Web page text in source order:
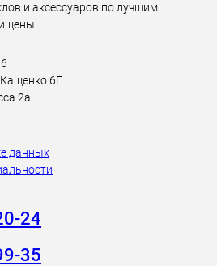
и аксессуаров по лучшим
6Г
2а
данных
24
35